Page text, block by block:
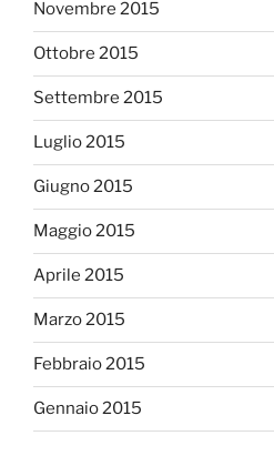
Novembre 2015
Ottobre 2015
Settembre 2015
Luglio 2015
Giugno 2015
Maggio 2015
Aprile 2015
Marzo 2015
Febbraio 2015
Gennaio 2015